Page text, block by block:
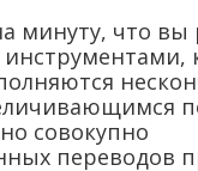
минуту, что вы
совокупно
переводов